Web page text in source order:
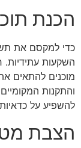
הכנת
כדי למקסם את
השקעות
מוכנים להתאים
והתקנות המקומיים
להשפיע על
הצבת